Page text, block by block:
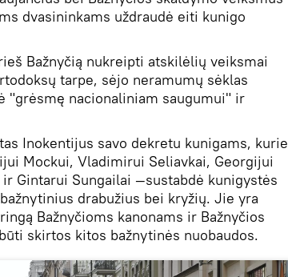
dvasininkams uždraudė eiti kunigo
Bažnyčią nukreipti atskilėlių veiksmai
tarpe, sėjo neramumų sėklas
"grėsmę nacionaliniam saugumui" ir
Inokentijus savo dekretu kunigams, kurie
Mockui, Vladimirui Seliavkai, Georgijui
Gintarui Sungailai —sustabdė kunigystės
drabužius bei kryžių. Jie yra
Bažnyčioms kanonams ir Bažnyčios
skirtos kitos bažnytinės nuobaudos.